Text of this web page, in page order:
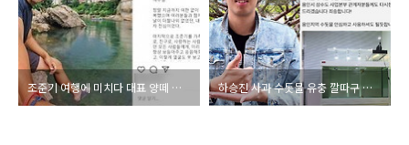
조준기 여행에 미치다 대표 양떼 목장 동영상 인스타 사건 극단적 선택 회복 중 나이 학력 총정리 하승진 사과 수돗물 유충 깔따구 글 논란 조사결과 사무실 수조 자체 발생 용인시 혼란 죄송 사건 총정리